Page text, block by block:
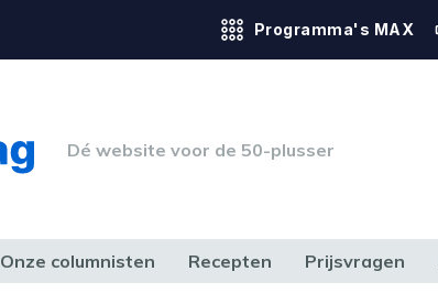
Programma's MAX
Dé website voor de 50-plusser
Onze columnisten Recepten Prijsvragen